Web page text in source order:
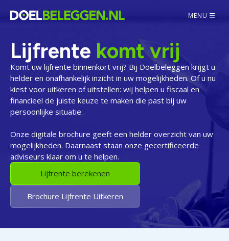
MENU
Lijfrente komt vrij
Komt uw lijfrente binnenkort vrij? Bij Doelbeleggen krijgt u
helder en onafhankelijk inzicht in uw mogelijkheden. Of u nu
kiest voor uitkeren of uitstellen: wij helpen u fiscaal en
financieel de juiste keuze te maken die past bij uw
persoonlijke situatie.
Onze digitale brochure geeft een helder overzicht van uw
mogelijkheden. Daarnaast staan onze gecertificeerde
adviseurs klaar om u te helpen.
Lijfrente berekenen
Brochure Lijfrente Uitkeren